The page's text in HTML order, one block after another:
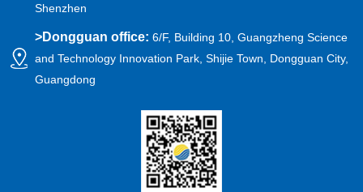
Shenzhen
>Dongguan office:6/F, Building 10, Guangzheng Science
and Technology Innovation Park, Shijie Town, Dongguan City,
Guangdong